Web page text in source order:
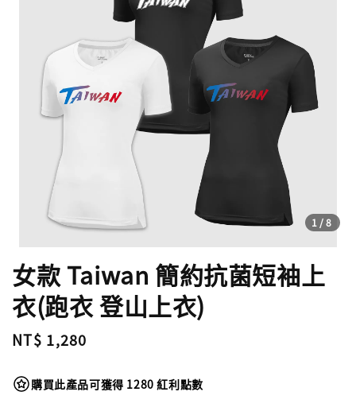
1/8
女款 Taiwan 簡約抗菌短袖上
衣(跑衣 登山上衣)
Regular
NT$ 1,280
購買此產品可獲得 1280 紅利點數